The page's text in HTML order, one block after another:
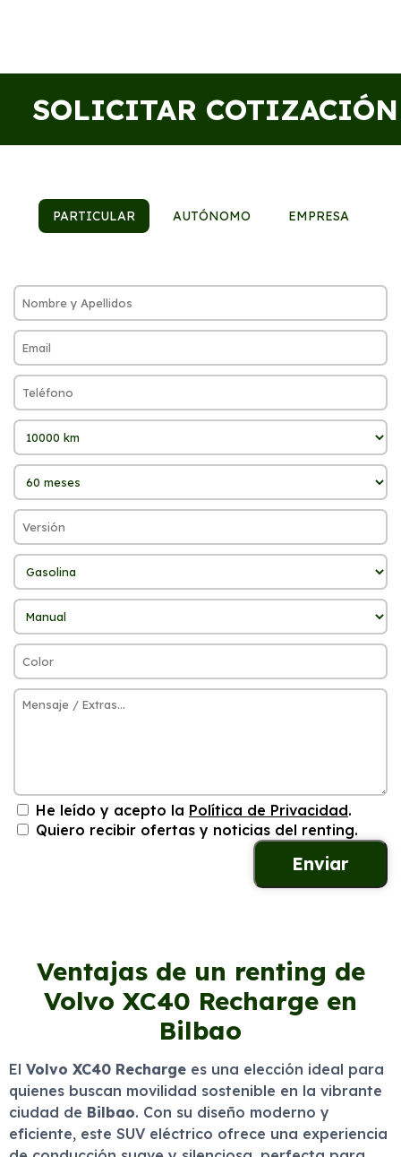
SOLICITAR COTIZACIÓN
PARTICULAR AUTÓNOMO EMPRESA
He leído y acepto la Política de Privacidad.
Quiero recibir ofertas y noticias del renting.
Ventajas de un renting de
Volvo XC40 Recharge en
Bilbao
El Volvo XC40 Recharge es una elección ideal para
quienes buscan movilidad sostenible en la vibrante
ciudad de Bilbao. Con su diseño moderno y
eficiente, este SUV eléctrico ofrece una experiencia